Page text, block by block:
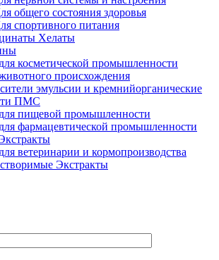
общего состояния здоровья
спортивного питания
Хелаты
косметической промышленности
происхождения
эмульсии и кремнийорганические
ПМС
пищевой промышленности
фармацевтической промышленности
ветеринарии и кормопроизводства
Экстракты